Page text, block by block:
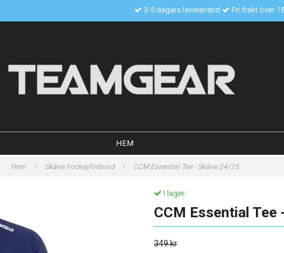
3-5 dagars leveranstid Fri frakt över
HEM
Hem / Skåne hockeyförbund / CCM Essential Tee - Skåne 24/25
I lager.
CCM Essential Tee
349 kr